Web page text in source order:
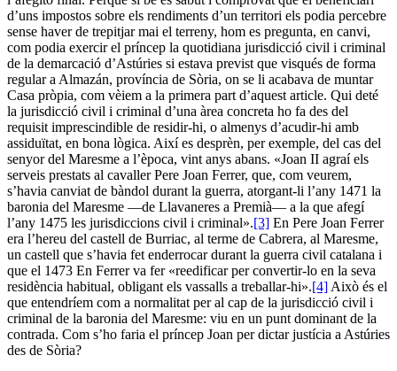
d’uns impostos sobre els rendiments d’un territori els podia percebre
sense haver de trepitjar mai el terreny, hom es pregunta, en canvi,
com podia exercir el príncep la quotidiana jurisdicció civil i criminal
de la demarcació d’Astúries si estava previst que visqués de forma
regular a Almazán, província de Sòria, on se li acabava de muntar
Casa pròpia, com vèiem a la primera part d’aquest article. Qui deté
la jurisdicció civil i criminal d’una àrea concreta ho fa des del
requisit imprescindible de residir-hi, o almenys d’acudir-hi amb
assiduïtat, en bona lògica. Així es desprèn, per exemple, del cas del
senyor del Maresme a l’època, vint anys abans. «Joan II agraí els
serveis prestats al cavaller Pere Joan Ferrer, que, com veurem,
s’havia canviat de bàndol durant la guerra, atorgant-li l’any 1471 la
baronia del Maresme —de Llavaneres a Premià— a la que afegí
l’any 1475 les jurisdiccions civil i criminal».[3] En Pere Joan Ferrer
era l’hereu del castell de Burriac, al terme de Cabrera, al Maresme,
un castell que s’havia fet enderrocar durant la guerra civil catalana i
que el 1473 En Ferrer va fer «reedificar per convertir-lo en la seva
residència habitual, obligant els vassalls a treballar-hi».[4] Això és el
que entendríem com a normalitat per al cap de la jurisdicció civil i
criminal de la baronia del Maresme: viu en un punt dominant de la
contrada. Com s’ho faria el príncep Joan per dictar justícia a Astúries
des de Sòria?